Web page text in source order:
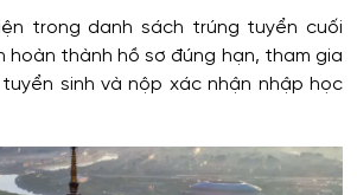
trong danh sách trúng tuyển cuối
hoàn thành hồ sơ đúng hạn, tham gia
sinh và nộp xác nhận nhập học